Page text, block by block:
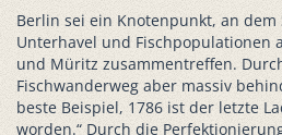
Berlin sei ein Knotenpunkt, an dem
Unterhavel und Fischpopulationen
und Müritz zusammentreffen.
Fischwanderweg aber massiv
beste Beispiel, 1786 ist der letzte
worden.“ Durch die